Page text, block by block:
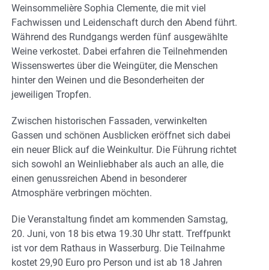
Weinsommelière Sophia Clemente, die mit viel
Fachwissen und Leidenschaft durch den Abend führt.
Während des Rundgangs werden fünf ausgewählte
Weine verkostet. Dabei erfahren die Teilnehmenden
Wissenswertes über die Weingüter, die Menschen
hinter den Weinen und die Besonderheiten der
jeweiligen Tropfen.
Zwischen historischen Fassaden, verwinkelten
Gassen und schönen Ausblicken eröffnet sich dabei
ein neuer Blick auf die Weinkultur. Die Führung richtet
sich sowohl an Weinliebhaber als auch an alle, die
einen genussreichen Abend in besonderer
Atmosphäre verbringen möchten.
Die Veranstaltung findet am kommenden Samstag,
20. Juni, von 18 bis etwa 19.30 Uhr statt. Treffpunkt
ist vor dem Rathaus in Wasserburg. Die Teilnahme
kostet 29,90 Euro pro Person und ist ab 18 Jahren